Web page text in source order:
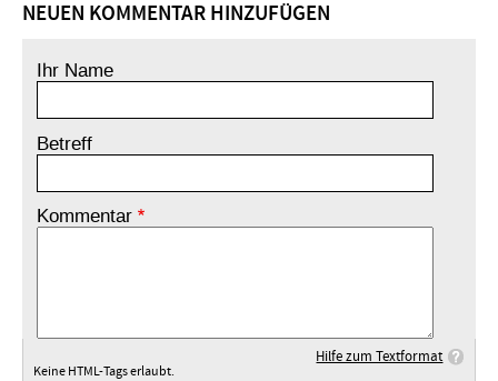
NEUEN KOMMENTAR HINZUFÜGEN
Ihr Name
Betreff
Kommentar
Hilfe zum Textformat
Keine HTML-Tags erlaubt.